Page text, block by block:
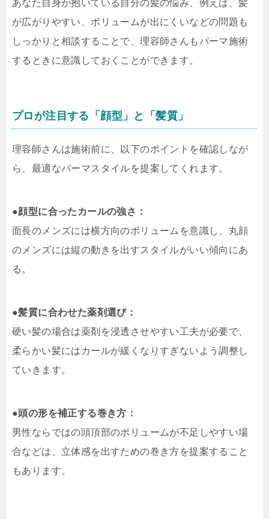
あなた自身が抱いている自分の髪の悩み、例えば、髪
が広がりやすい、ボリュームが出にくいなどの問題も
しっかりと相談することで、理容師さんもパーマ施術
するときに意識しておくことができます。
プロが注目する「顔型」と「髪質」
理容師さんは施術前に、以下のポイントを確認しなが
ら、最適なパーマスタイルを提案してくれます。
●顔型に合ったカールの強さ：
面長のメンズには横方向のボリュームを意識し、丸顔
のメンズには縦の動きを出すスタイルがいい傾向にあ
る。
●髪質に合わせた薬剤選び：
硬い髪の場合は薬剤を浸透させやすい工夫が必要で、
柔らかい髪にはカールが緩くなりすぎないよう調整し
ていきます。
●頭の形を補正する巻き方：
男性ならではの頭頂部のボリュームが不足しやすい場
合などは、立体感を出すための巻き方を提案すること
もあります。